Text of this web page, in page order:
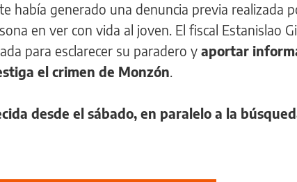
había generado una denuncia previa realizada
en ver con vida al joven. El fiscal Estanislao
para esclarecer su paradero y aportar
el crimen de Monzón.
desde el sábado, en paralelo a la